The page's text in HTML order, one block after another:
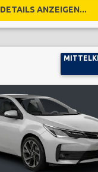
DETAILS ANZEIGEN...